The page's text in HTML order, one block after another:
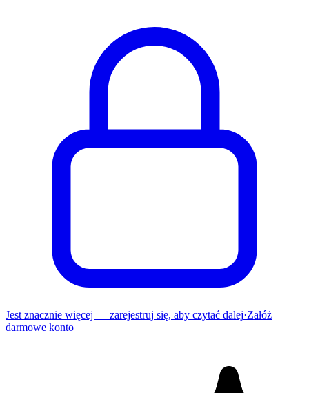
Jest znacznie więcej — zarejestruj się, aby czytać dalej·Załóż
darmowe konto